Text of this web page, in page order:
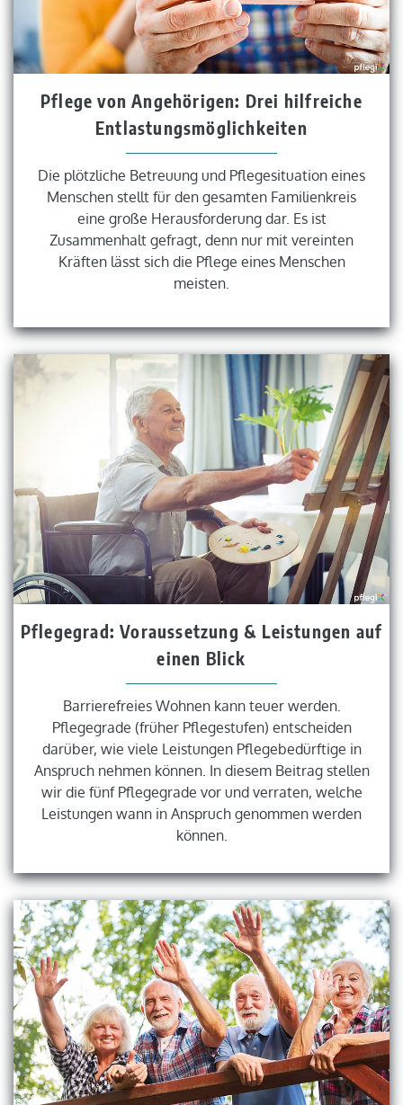
Pflege von Angehörigen: Drei hilfreiche
Entlastungsmöglichkeiten
Die plötzliche Betreuung und Pflegesituation eines
Menschen stellt für den gesamten Familienkreis
eine große Herausforderung dar. Es ist
Zusammenhalt gefragt, denn nur mit vereinten
Kräften lässt sich die Pflege eines Menschen
meisten.
Pflegegrad: Voraussetzung & Leistungen auf
einen Blick
Barrierefreies Wohnen kann teuer werden.
Pflegegrade (früher Pflegestufen) entscheiden
darüber, wie viele Leistungen Pflegebedürftige in
Anspruch nehmen können. In diesem Beitrag stellen
wir die fünf Pflegegrade vor und verraten, welche
Leistungen wann in Anspruch genommen werden
können.